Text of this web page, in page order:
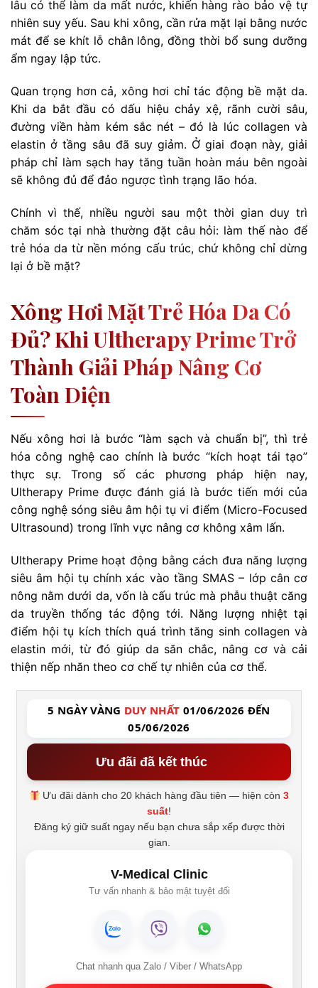
lâu có thể làm da mất nước, khiến hàng rào bảo vệ tự
nhiên suy yếu. Sau khi xông, cần rửa mặt lại bằng nước
mát để se khít lỗ chân lông, đồng thời bổ sung dưỡng
ẩm ngay lập tức.
Quan trọng hơn cả, xông hơi chỉ tác động bề mặt da.
Khi da bắt đầu có dấu hiệu chảy xệ, rãnh cười sâu,
đường viền hàm kém sắc nét – đó là lúc collagen và
elastin ở tầng sâu đã suy giảm. Ở giai đoạn này, giải
pháp chỉ làm sạch hay tăng tuần hoàn máu bên ngoài
sẽ không đủ để đảo ngược tình trạng lão hóa.
Chính vì thế, nhiều người sau một thời gian duy trì
chăm sóc tại nhà thường đặt câu hỏi: làm thế nào để
trẻ hóa da từ nền móng cấu trúc, chứ không chỉ dừng
lại ở bề mặt?
Xông Hơi Mặt Trẻ Hóa Da Có
Đủ? Khi Ultherapy Prime Trở
Thành Giải Pháp Nâng Cơ
Toàn Diện
Nếu xông hơi là bước “làm sạch và chuẩn bị”, thì trẻ
hóa công nghệ cao chính là bước “kích hoạt tái tạo”
thực sự. Trong số các phương pháp hiện nay,
Ultherapy Prime được đánh giá là bước tiến mới của
công nghệ sóng siêu âm hội tụ vi điểm (Micro-Focused
Ultrasound) trong lĩnh vực nâng cơ không xâm lấn.
Ultherapy Prime hoạt động bằng cách đưa năng lượng
siêu âm hội tụ chính xác vào tầng SMAS – lớp cân cơ
nông nằm dưới da, vốn là cấu trúc mà phẫu thuật căng
da truyền thống tác động tới. Năng lượng nhiệt tại
điểm hội tụ kích thích quá trình tăng sinh collagen và
elastin mới, từ đó giúp da săn chắc, nâng cơ và cải
thiện nếp nhăn theo cơ chế tự nhiên của cơ thể.
5 NGÀY VÀNG DUY NHẤT 01/06/2026 ĐẾN
05/06/2026
Ưu đãi đã kết thúc
Ưu đãi dành cho 20 khách hàng đầu tiên — hiện còn3
suất!
Đăng ký giữ suất ngay nếu bạn chưa sắp xếp được thời
gian.
V-Medical Clinic
Tư vấn nhanh & bảo mật tuyệt đối
Chat nhanh qua Zalo / Viber / WhatsApp